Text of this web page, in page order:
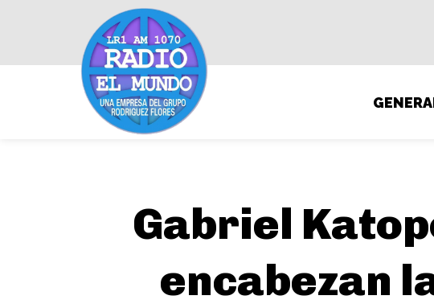
Gabriel
encabezan